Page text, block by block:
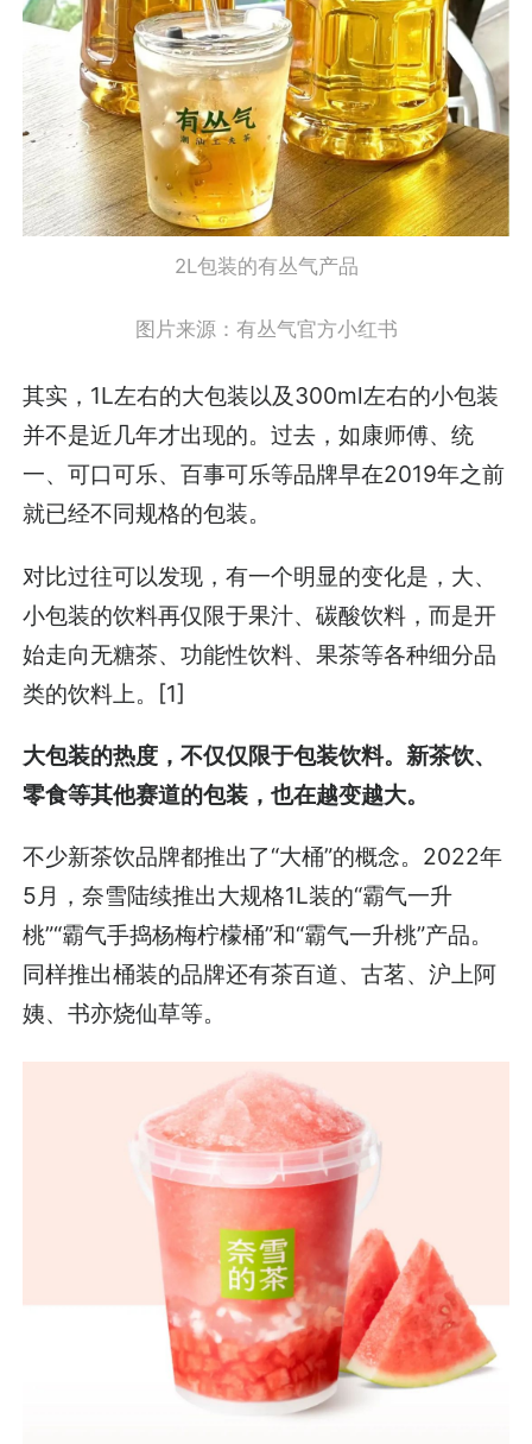
2L包装的有丛气产品
图片来源：有丛气官方小红书
其实，1L左右的大包装以及300ml左右的小包装
并不是近几年才出现的。过去，如康师傅、统
一、可口可乐、百事可乐等品牌早在2019年之前
就已经不同规格的包装。
对比过往可以发现，有一个明显的变化是，大、
小包装的饮料再仅限于果汁、碳酸饮料，而是开
始走向无糖茶、功能性饮料、果茶等各种细分品
类的饮料上。[1]
大包装的热度，不仅仅限于包装饮料。新茶饮、
零食等其他赛道的包装，也在越变越大。
不少新茶饮品牌都推出了“大桶”的概念。2022年
5月，奈雪陆续推出大规格1L装的“霸气一升
桃”“霸气手捣杨梅柠檬桶”和“霸气一升桃”产品。
同样推出桶装的品牌还有茶百道、古茗、沪上阿
姨、书亦烧仙草等。